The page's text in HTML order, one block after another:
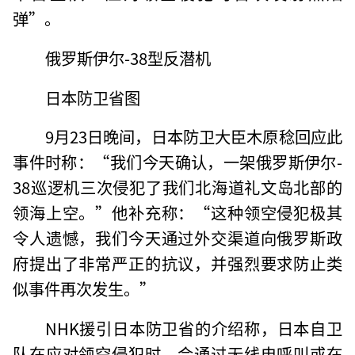
弹”。
俄罗斯伊尔-38型反潜机
日本防卫省图
9月23日晚间，日本防卫大臣木原稔回应此
事件时称：“我们今天确认，一架俄罗斯伊尔-
38巡逻机三次侵犯了我们北海道礼文岛北部的
领海上空。”他补充称：“这种领空侵犯极其
令人遗憾，我们今天通过外交渠道向俄罗斯政
府提出了非常严正的抗议，并强烈要求防止类
似事件再次发生。”
NHK援引日本防卫省的介绍称，日本自卫